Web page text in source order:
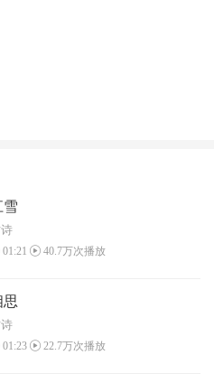
雪
01:21 40.7万次播放
思
01:23 22.7万次播放